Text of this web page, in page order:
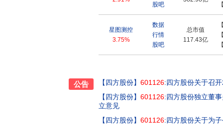
股吧
星图测控
3.75%
数据
行情
股吧
总市值
117.43亿
公告 【四方股份】 601126:四方股份关于召
【四方股份】 601126:四方股份独立董
立意见
【四方股份】 601126:四方股份关于为